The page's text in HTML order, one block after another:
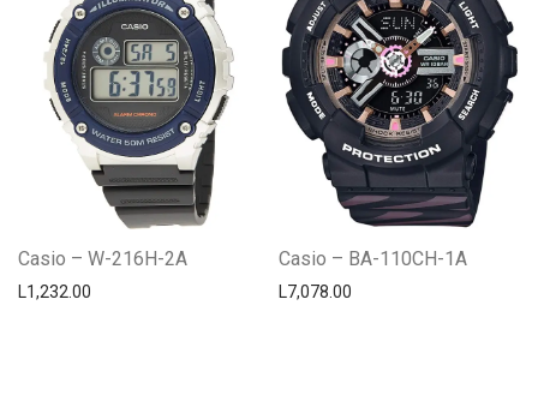
Casio – W-216H-2A
L1,232.00
Casio – BA-110CH-1A
L7,078.00